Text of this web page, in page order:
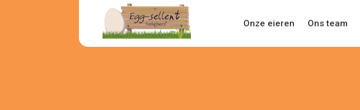
Onze eieren Ons team